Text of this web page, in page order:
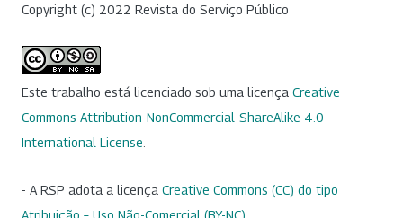
Copyright (c) 2022 Revista do Serviço Público
Este trabalho está licenciado sob uma licença Creative
Commons Attribution-NonCommercial-ShareAlike 4.0
International License
- A RSP adota a licença Creative Commons (CC) do tipo